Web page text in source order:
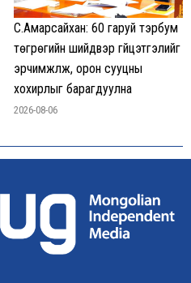
С.Амарсайхан: 60 гаруй тэрбум
төгрөгийн шийдвэр гүйцэтгэлийг
эрчимжүүлж, орон сууцны
хохирлыг барагдуулна
2026-08-06